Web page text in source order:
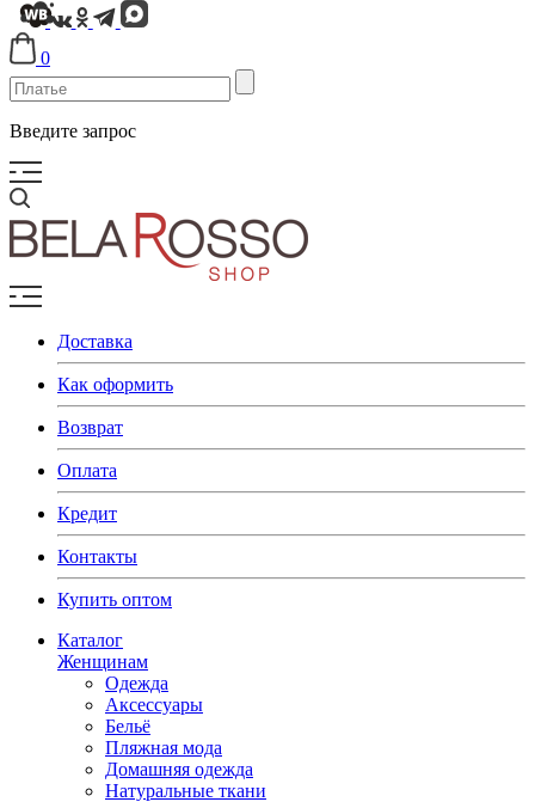
0
Введите запрос
Доставка
Как оформить
Возврат
Оплата
Кредит
Контакты
Купить оптом
Каталог
Женщинам
Одежда
Аксессуары
Бельё
Пляжная мода
Домашняя одежда
Натуральные ткани